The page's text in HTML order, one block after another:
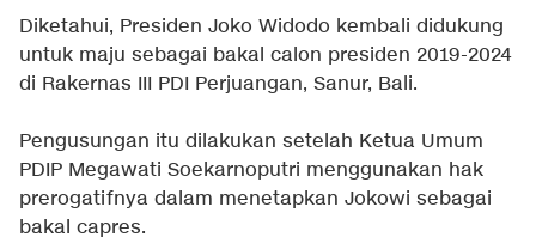
Diketahui, Presiden Joko Widodo kembali didukung
untuk maju sebagai bakal calon presiden 2019-2024
di Rakernas III PDI Perjuangan, Sanur, Bali.
Pengusungan itu dilakukan setelah Ketua Umum
PDIP Megawati Soekarnoputri menggunakan hak
prerogatifnya dalam menetapkan Jokowi sebagai
bakal capres.